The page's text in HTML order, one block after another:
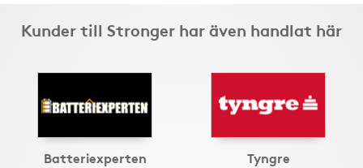
Kunder till Stronger har även handlat här
Batteriexperten Tyngre